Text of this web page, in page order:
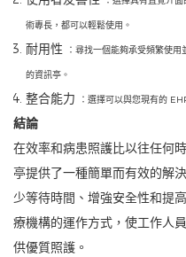
術專長，都可以輕鬆使用。
耐用性 ：尋找一個能夠承受頻繁使
的資訊亭。
整合能力 ：選擇可以與您現有的
結論
在效率和病患照護比以往任何
亭提供了一種簡單而有效的解
少等待時間、增強安全性和提
療機構的運作方式，使工作人
供優質照護。